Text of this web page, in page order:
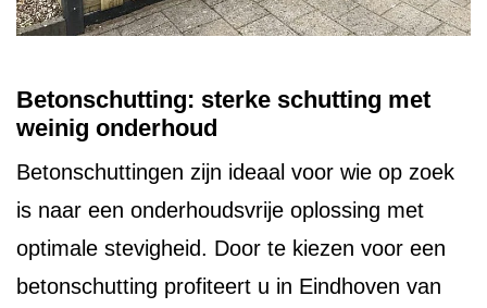
Betonschutting: sterke schutting met
weinig onderhoud
Betonschuttingen zijn ideaal voor wie op zoek
is naar een onderhoudsvrije oplossing met
optimale stevigheid. Door te kiezen voor een
betonschutting profiteert u in Eindhoven van